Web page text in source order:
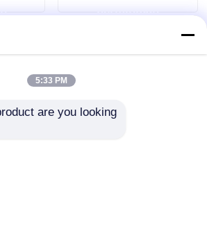
permintaan
5:33 PM
are you looking